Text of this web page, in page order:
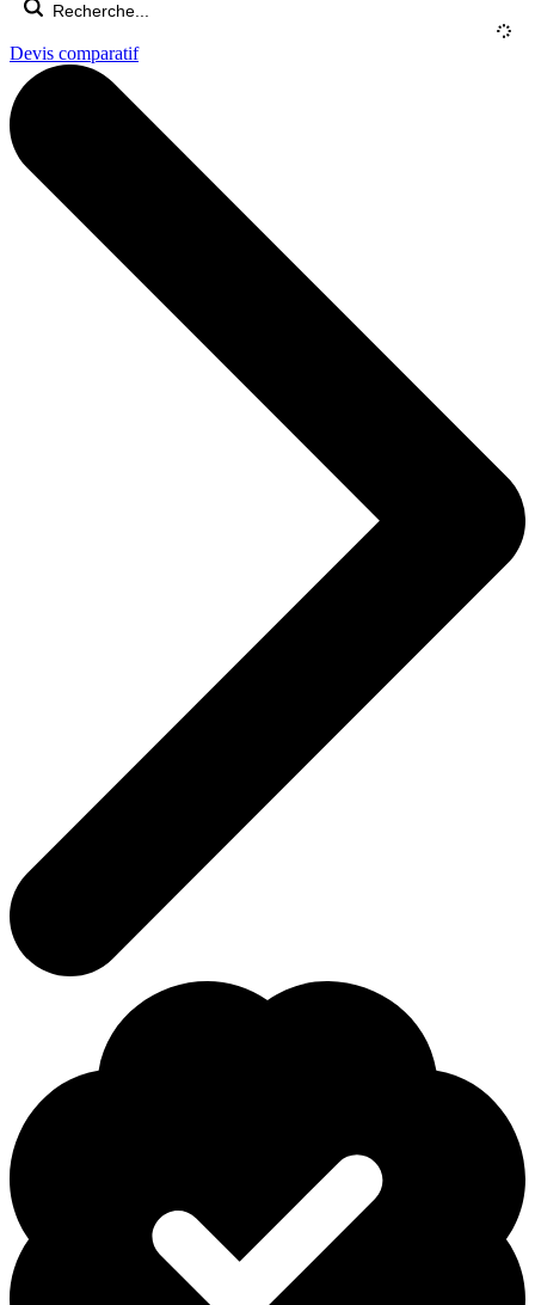
Devis comparatif